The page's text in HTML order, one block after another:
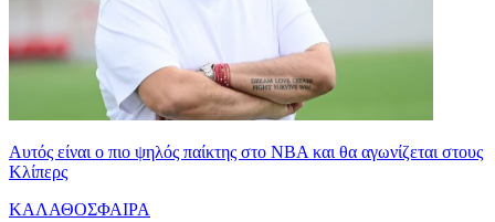
Αυτός είναι ο πιο ψηλός παίκτης στο NBA και θα αγωνίζεται στους
Κλίπερς
ΚΑΛΑΘΟΣΦΑΙΡΑ